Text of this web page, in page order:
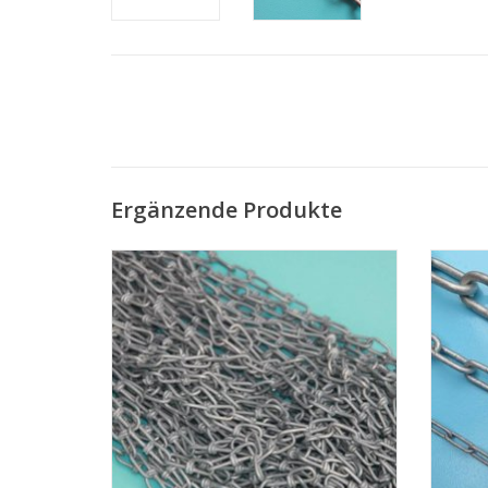
Ergänzende Produkte
Feuerverzinkte Knotenkette, pro 30 Meter
Bund
ZUM WARENKORB HINZUFÜGEN